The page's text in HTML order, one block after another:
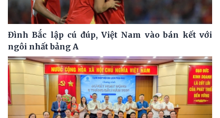
Đình Bắc lập cú đúp, Việt Nam vào bán kết với
ngôi nhất bảng A